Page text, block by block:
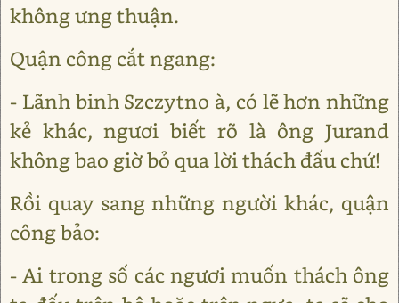
không ưng thuận.
Quận công cắt ngang:
- Lãnh binh Szczytno à, có lẽ hơn những
kẻ khác, ngươi biết rõ là ông Jurand
không bao giờ bỏ qua lời thách đấu chứ!
Rồi quay sang những người khác, quận
công bảo:
- Ai trong số các ngươi muốn thách ông